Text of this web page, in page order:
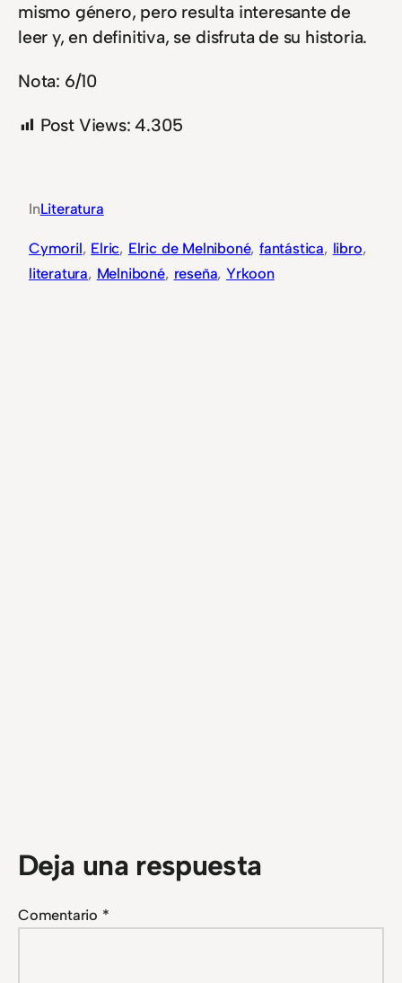
mismo género, pero resulta interesante de
leer y, en definitiva, se disfruta de su historia.
Nota: 6/10
Post Views: 4.305
InLiteratura
Cymoril, Elric, Elric de Melniboné, fantástica, libro
literatura, Melniboné, reseña, Yrkoon
Deja una respuesta
Comentario *